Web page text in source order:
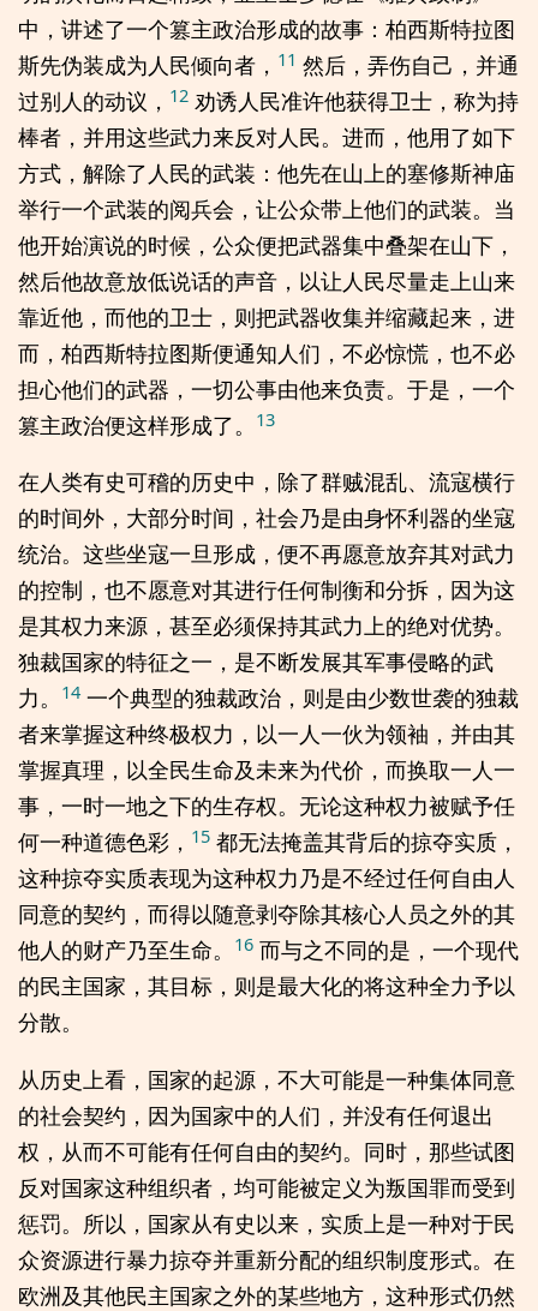
中，讲述了一个篡主政治形成的故事：柏西斯特拉图
斯先伪装成为人民倾向者， 11 然后，弄伤自己，并通
过别人的动议， 12 劝诱人民准许他获得卫士，称为持
棒者，并用这些武力来反对人民。进而，他用了如下
方式，解除了人民的武装：他先在山上的塞修斯神庙
举行一个武装的阅兵会，让公众带上他们的武装。当
他开始演说的时候，公众便把武器集中叠架在山下，
然后他故意放低说话的声音，以让人民尽量走上山来
靠近他，而他的卫士，则把武器收集并缩藏起来，进
而，柏西斯特拉图斯便通知人们，不必惊慌，也不必
担心他们的武器，一切公事由他来负责。于是，一个
篡主政治便这样形成了。
13
在人类有史可稽的历史中，除了群贼混乱、流寇横行
的时间外，大部分时间，社会乃是由身怀利器的坐寇
统治。这些坐寇一旦形成，便不再愿意放弃其对武力
的控制，也不愿意对其进行任何制衡和分拆，因为这
是其权力来源，甚至必须保持其武力上的绝对优势。
独裁国家的特征之一，是不断发展其军事侵略的武
力。
14 一个典型的独裁政治，则是由少数世袭的独裁
者来掌握这种终极权力，以一人一伙为领袖，并由其
掌握真理，以全民生命及未来为代价，而换取一人一
事，一时一地之下的生存权。无论这种权力被赋予任
何一种道德色彩， 15 都无法掩盖其背后的掠夺实质，
这种掠夺实质表现为这种权力乃是不经过任何自由人
同意的契约，而得以随意剥夺除其核心人员之外的其
他人的财产乃至生命。
16 而与之不同的是，一个现代
的民主国家，其目标，则是最大化的将这种全力予以
分散。
从历史上看，国家的起源，不大可能是一种集体同意
的社会契约，因为国家中的人们，并没有任何退出
权，从而不可能有任何自由的契约。同时，那些试图
反对国家这种组织者，均可能被定义为叛国罪而受到
惩罚。所以，国家从有史以来，实质上是一种对于民
众资源进行暴力掠夺并重新分配的组织制度形式。在
欧洲及其他民主国家之外的某些地方，这种形式仍然